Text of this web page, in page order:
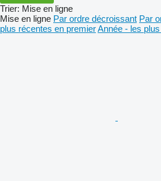
Trier: Mise en ligne
Mise en ligne Par ordre décroissant Par
plus récentes en premierAnnée - les